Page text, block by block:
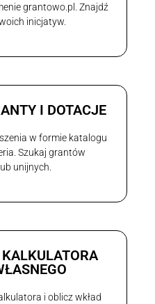
grantowo.pl. Znajdź
inicjatyw.
I DOTACJE
w formie katalogu
Szukaj grantów
unijnych.
i oblicz wkład